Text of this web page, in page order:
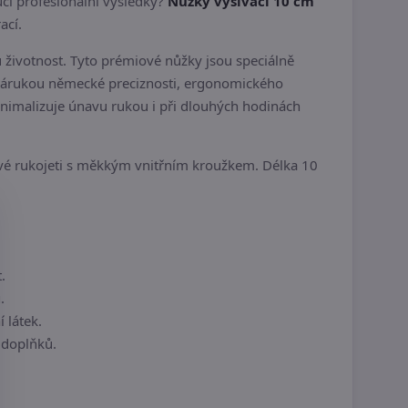
Tyto prémiové nůžky jsou speciálně
německé preciznosti, ergonomického
únavu rukou i při dlouhých hodinách
rukojeti s měkkým vnitřním kroužkem. Délka 10
látek.